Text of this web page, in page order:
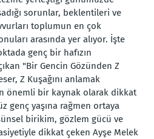
sorunlar, beklentileri ve
toplumun en çok
arasında yer alıyor. İşte
genç bir hafızın
"Bir Gencin Gözünden Z
Z Kuşağını anlamak
önemli bir kaynak olarak dikkat
genç yaşına rağmen ortaya
birikim, gözlem gücü ve
dikkat çeken Ayşe Melek